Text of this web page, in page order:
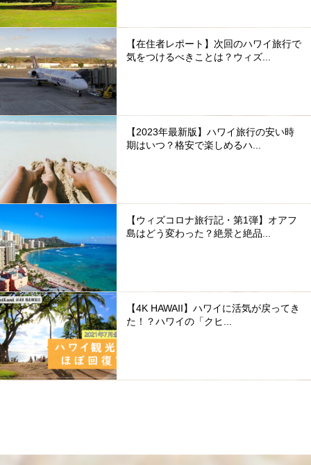
【在住者レポート】次回のハワイ旅行で
気をつけるべきことは？ウィズ...
【2023年最新版】ハワイ旅行の安い時
期はいつ？格安で楽しめるハ...
【ウィズコロナ旅行記・第1弾】オアフ
島はどう変わった？絶景と絶品...
【4K HAWAII】ハワイに活気が戻ってき
た！？ハワイの「クヒ...